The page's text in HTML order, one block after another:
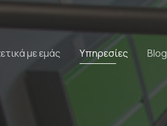
με εμάς Υπηρεσίες Blog